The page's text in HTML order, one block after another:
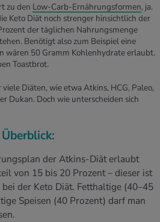
zu den Low-Carb-Ernährungsformen, ja.
Keto Diät noch strenger hinsichtlich der
der täglichen Nahrungsmenge
Benötigt also zum Beispiel eine
wären 50 Gramm Kohlenhydrate erlaubt.
Toastbrot.
Diäten, wie etwa Atkins, HCG, Paleo,
Dukan. Doch wie unterscheiden sich
der Atkins-Diät erlaubt
von 15 bis 20 Prozent – dieser ist
der Keto Diät. Fetthaltige (40–45
Speisen (40 Prozent) darf man